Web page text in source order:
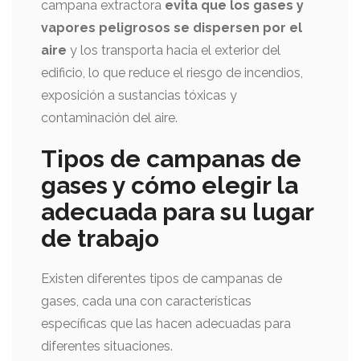
campana extractora evita que los gases y
vapores peligrosos se dispersen por el
aire y los transporta hacia el exterior del
edificio, lo que reduce el riesgo de incendios,
exposición a sustancias tóxicas y
contaminación del aire.
Tipos de campanas de
gases y cómo elegir la
adecuada para su lugar
de trabajo
Existen diferentes tipos de campanas de
gases, cada una con características
específicas que las hacen adecuadas para
diferentes situaciones.